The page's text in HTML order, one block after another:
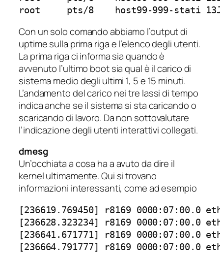
root     pts/8    host99-999-stati
Con un solo comando abbiamo l’output di
uptime sulla prima riga e l’elenco degli utenti.
La prima riga ci informa sia quando è
avvenuto l’ultimo boot sia qual è il carico di
sistema medio degli ultimi 1, 5 e 15 minuti.
L’andamento del carico nei tre lassi di tempo
indica anche se il sistema si sta caricando o
scaricando di lavoro. Da non sottovalutare
l’indicazione degli utenti interattivi collegati.
dmesg
Un’occhiata a cosa ha a avuto da dire il
kernel ultimamente. Qui si trovano
informazioni interessanti, come ad esempio
[236619.769450] r8169 0000:07:00.0
[236628.323234] r8169 0000:07:00.0
[236641.671771] r8169 0000:07:00.0
[236664.791777] r8169 0000:07:00.0